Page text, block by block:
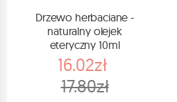
Drzewo herbaciane -
naturalny olejek
eteryczny 10ml
16.02zł
17.80zł